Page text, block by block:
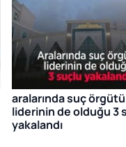
aralarında suç örgütü
liderinin de olduğu 3
yakalandı